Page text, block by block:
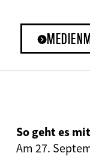
So geht es
Am 27.